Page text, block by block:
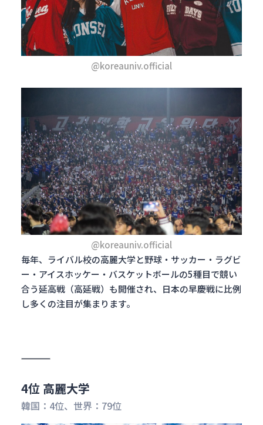
@koreauniv.official
@koreauniv.official
毎年、ライバル校の高麗大学と野球・サッカー・ラグビ
ー・アイスホッケー・バスケットボールの5種目で競い
合う延高戦（高延戦）も開催され、日本の早慶戦に比例
し多くの注目が集まります。
4位 高麗大学
韓国：4位、世界：79位